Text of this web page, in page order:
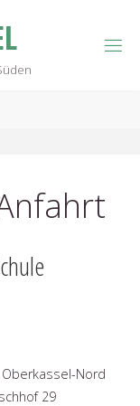
L
Nord
29